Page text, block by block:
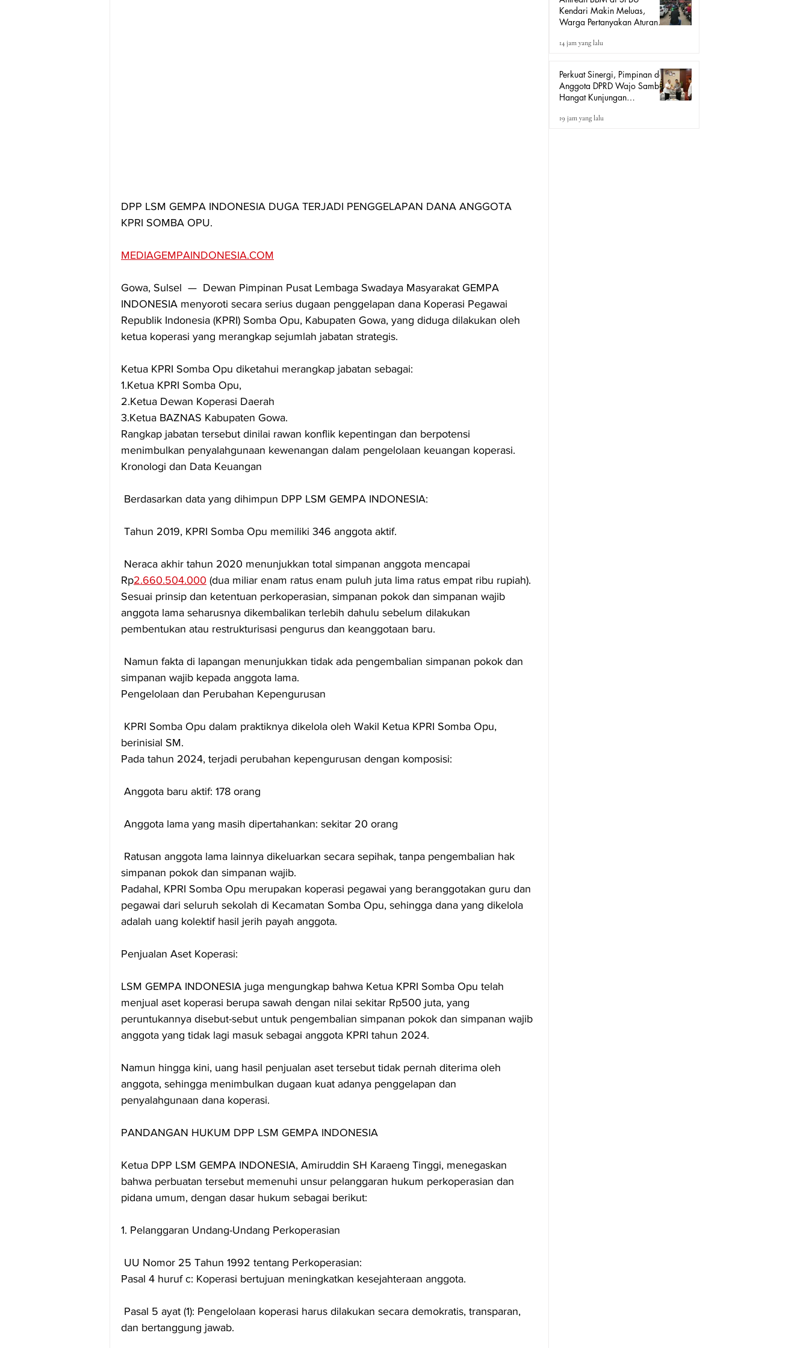
DPP LSM GEMPA INDONESIA DUGA TERJADI PENGGELAPAN DANA ANGGOTA
KPRI SOMBA OPU.
MEDIAGEMPAINDONESIA.COM
Gowa, Sulsel  —  Dewan Pimpinan Pusat Lembaga Swadaya Masyarakat GEMPA
INDONESIA menyoroti secara serius dugaan penggelapan dana Koperasi Pegawai
Republik Indonesia (KPRI) Somba Opu, Kabupaten Gowa, yang diduga dilakukan oleh
ketua koperasi yang merangkap sejumlah jabatan strategis.
Ketua KPRI Somba Opu diketahui merangkap jabatan sebagai:
1.Ketua KPRI Somba Opu,
2.Ketua Dewan Koperasi Daerah
3.Ketua BAZNAS Kabupaten Gowa.
Rangkap jabatan tersebut dinilai rawan konflik kepentingan dan berpotensi
menimbulkan penyalahgunaan kewenangan dalam pengelolaan keuangan koperasi.
Kronologi dan Data Keuangan
Berdasarkan data yang dihimpun DPP LSM GEMPA INDONESIA:
Tahun 2019, KPRI Somba Opu memiliki 346 anggota aktif.
Rp2.660.504.000 (dua miliar enam ratus enam puluh juta lima ratus empat ribu rupiah).
Sesuai prinsip dan ketentuan perkoperasian, simpanan pokok dan simpanan wajib
anggota lama seharusnya dikembalikan terlebih dahulu sebelum dilakukan
pembentukan atau restrukturisasi pengurus dan keanggotaan baru.
simpanan wajib kepada anggota lama.
Pengelolaan dan Perubahan Kepengurusan
berinisial SM.
Pada tahun 2024, terjadi perubahan kepengurusan dengan komposisi:
Anggota baru aktif: 178 orang
Anggota lama yang masih dipertahankan: sekitar 20 orang
simpanan pokok dan simpanan wajib.
Padahal, KPRI Somba Opu merupakan koperasi pegawai yang beranggotakan guru dan
pegawai dari seluruh sekolah di Kecamatan Somba Opu, sehingga dana yang dikelola
adalah uang kolektif hasil jerih payah anggota.
Penjualan Aset Koperasi:
LSM GEMPA INDONESIA juga mengungkap bahwa Ketua KPRI Somba Opu telah
menjual aset koperasi berupa sawah dengan nilai sekitar Rp500 juta, yang
peruntukannya disebut-sebut untuk pengembalian simpanan pokok dan simpanan wajib
anggota yang tidak lagi masuk sebagai anggota KPRI tahun 2024.
Namun hingga kini, uang hasil penjualan aset tersebut tidak pernah diterima oleh
anggota, sehingga menimbulkan dugaan kuat adanya penggelapan dan
penyalahgunaan dana koperasi.
PANDANGAN HUKUM DPP LSM GEMPA INDONESIA
Ketua DPP LSM GEMPA INDONESIA, Amiruddin SH Karaeng Tinggi, menegaskan
bahwa perbuatan tersebut memenuhi unsur pelanggaran hukum perkoperasian dan
pidana umum, dengan dasar hukum sebagai berikut:
1. Pelanggaran Undang-Undang Perkoperasian
UU Nomor 25 Tahun 1992 tentang Perkoperasian:
Pasal 4 huruf c: Koperasi bertujuan meningkatkan kesejahteraan anggota.
dan bertanggung jawab.
Kendari Makin Meluas,
Warga Pertanyakan Aturan
“Tander”
14 jam yang lalu
Perkuat Sinergi, Pimpinan dan
Anggota DPRD Wajo Sambut
Hangat Kunjungan
yang Baru
19 jam yang lalu